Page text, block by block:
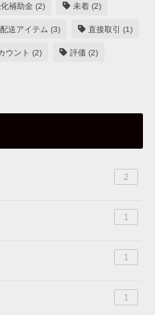
補助金 (2) 未着 (2)
送アイテム (3) 直接取引 (1)
ウント (2) 評価 (2)
2
1
1
1